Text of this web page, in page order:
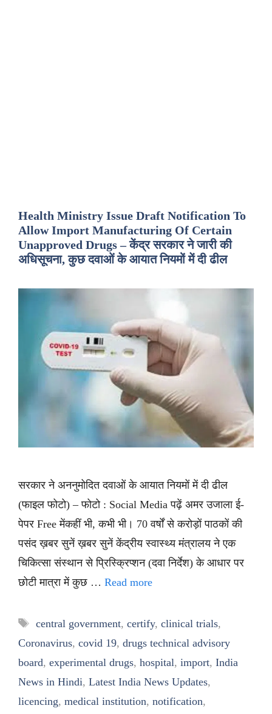
Health Ministry Issue Draft Notification To
Allow Import Manufacturing Of Certain
Unapproved Drugs – केंद्र सरकार ने जारी की
अधिसूचना, कुछ दवाओं के आयात नियमों में दी ढील
सरकार ने अननुमोदित दवाओं के आयात नियमों में दी ढील
(फाइल फोटो) – फोटो : Social Media पढ़ें अमर उजाला ई-
पेपर Free मेंकहीं भी, कभी भी। 70 वर्षों से करोड़ों पाठकों की
पसंद ख़बर सुनें ख़बर सुनें केंद्रीय स्वास्थ्य मंत्रालय ने एक
चिकित्सा संस्थान से प्रिस्क्रिप्शन (दवा निर्देश) के आधार पर
छोटी मात्रा में कुछ … Read more
Tags
central government, certify, clinical trials,
Coronavirus, covid 19, drugs technical advisory
board, experimental drugs, hospital, import, India
News in Hindi, Latest India News Updates,
licencing, medical institution, notification,